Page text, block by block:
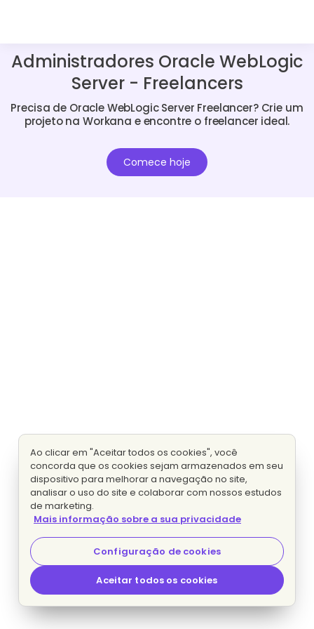
Administradores Oracle WebLogic
Server - Freelancers
Precisa de Oracle WebLogic Server Freelancer? Crie um
projeto na Workana e encontre o freelancer ideal.
Comece hoje
Ao clicar em "Aceitar todos os cookies", você
concorda que os cookies sejam armazenados em seu
dispositivo para melhorar a navegação no site,
analisar o uso do site e colaborar com nossos estudos
de marketing.
Mais informação sobre a sua privacidade
Configuração de cookies
Aceitar todos os cookies